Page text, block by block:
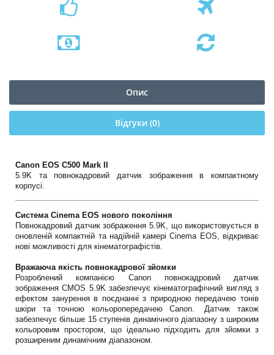
Опис
Відгуки (0)
Canon EOS C500 Mark II
5.9K та повнокадровий датчик зображення в компактному
корпусі.
Система Cinema EOS нового покоління
Повнокадровий датчик зображення 5.9K, що використовується в
оновленій компактній та надійній камері Cinema EOS, відкриває
нові можливості для кінематографістів.
Вражаюча якість повнокадрової зйомки
Розроблений компанією Canon повнокадровий датчик
зображення CMOS 5.9K забезпечує кінематографічний вигляд з
ефектом занурення в поєднанні з природною передачею тонів
шкіри та точною кольоропередачею Canon. Датчик також
забезпечує більше 15 ступенів динамічного діапазону з широким
кольоровим простором, що ідеально підходить для зйомки з
розширеним динамічним діапазоном.